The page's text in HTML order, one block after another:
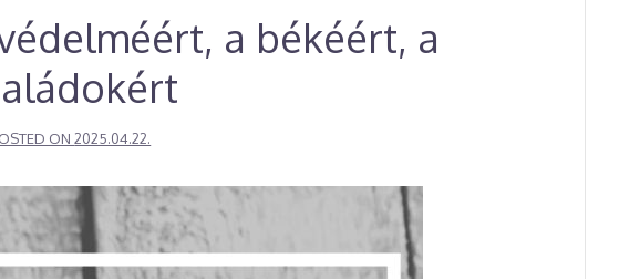
a békéért, a
ON2025.04.22.